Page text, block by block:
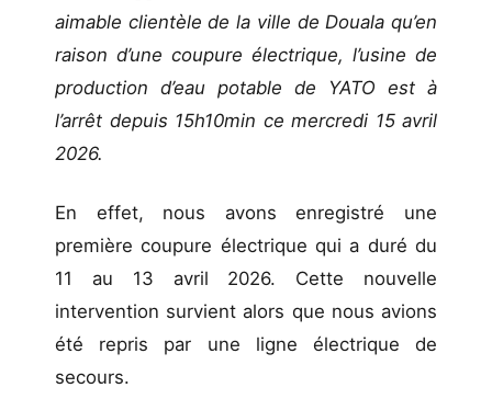
aimable clientèle de la ville de Douala qu’en
raison d’une coupure électrique, l’usine de
production d’eau potable de YATO est à
l’arrêt depuis 15h10min ce mercredi 15 avril
2026.
En effet, nous avons enregistré une
première coupure électrique qui a duré du
11 au 13 avril 2026. Cette nouvelle
intervention survient alors que nous avions
été repris par une ligne électrique de
secours.